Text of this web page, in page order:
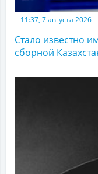
11:37, 7 августа 2026
Стало известно
сборной